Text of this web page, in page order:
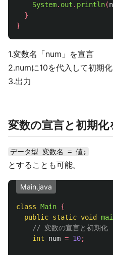
System. out . println(
}
}
1.変数名「num」を宣言
2.numに10を代入して初期
3.出力
変数の宣言と初期化
データ型 変数名 = 値;
とすることも可能。
Main.java
class Main {
public static void
// 変数の宣言と初期化
int
num = 10;